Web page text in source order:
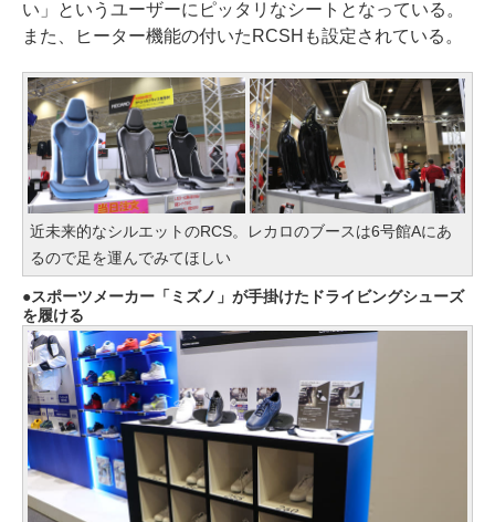
い」というユーザーにピッタリなシートとなっている。
また、ヒーター機能の付いたRCSHも設定されている。
近未来的なシルエットのRCS。レカロのブースは6号館Aにあ
るので足を運んでみてほしい
スポーツメーカー「ミズノ」が手掛けたドライビングシューズ
を履ける